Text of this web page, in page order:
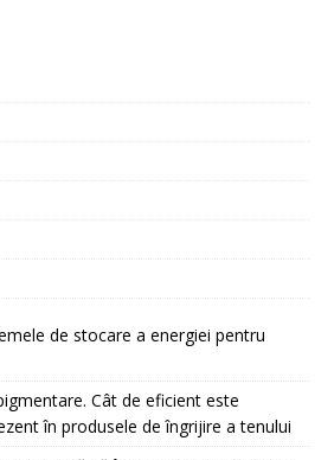
de stocare a energiei pentru
Cât de eficient este
în produsele de îngrijire a tenului